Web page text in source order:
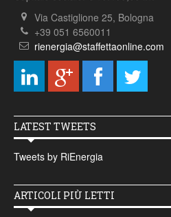
Via Castiglione 25, Bologna
+39 051 6560011
rienergia@staffettaonline.com
LATEST TWEETS
Tweets by RiEnergia
ARTICOLI PIÙ LETTI